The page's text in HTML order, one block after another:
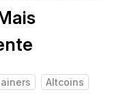
Altcoins